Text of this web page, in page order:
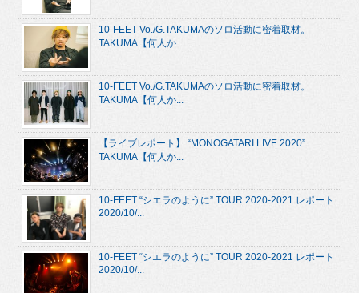
10-FEET Vo./G.TAKUMAのソロ活動に密着取材。
TAKUMA【何人か...
10-FEET Vo./G.TAKUMAのソロ活動に密着取材。
TAKUMA【何人か...
【ライブレポート】 “MONOGATARI LIVE 2020”
TAKUMA【何人か...
10-FEET “シエラのように” TOUR 2020-2021 レポート
2020/10/...
10-FEET “シエラのように” TOUR 2020-2021 レポート
2020/10/...